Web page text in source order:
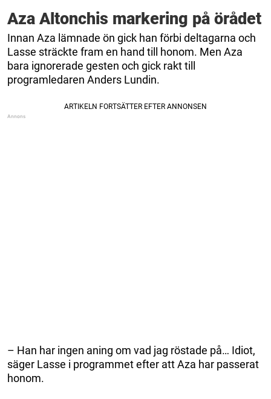
Aza Altonchis markering på örådet
Innan Aza lämnade ön gick han förbi deltagarna och
Lasse sträckte fram en hand till honom. Men Aza
bara ignorerade gesten och gick rakt till
programledaren Anders Lundin.
– Han har ingen aning om vad jag röstade på… Idiot,
säger Lasse i programmet efter att Aza har passerat
honom.